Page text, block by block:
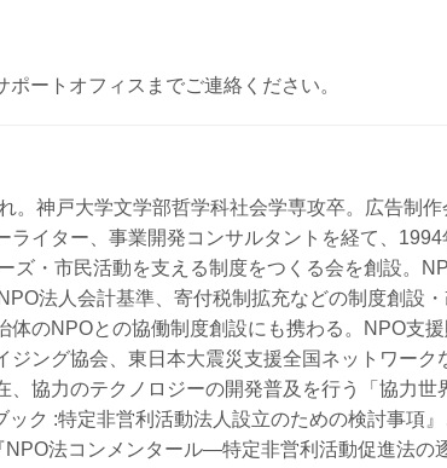
ートオフィスまでご連絡ください。
。神戸大学文学部哲学科社会学専攻卒。広告制作
ライター、事業開発コンサルタントを経て、1994
ズ・市民活動を支える制度をつくる会を創設。
法人会計基準、寄付税制拡充などの制度創設
体のNPOとの協働制度創設にも携わる。NPO支援
ジング協会、東日本大震災支援全国ネットワーク
、協力のテクノロジーの開発普及を行う「協力世
ク :特定非営利活動法人設立のための検討事項
法コンメンタール―特定非営利活動促進法の